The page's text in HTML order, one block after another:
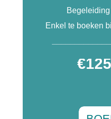
Begeleiding
Enkel te boeken